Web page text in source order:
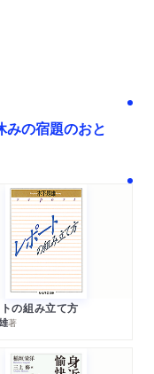
みの宿題のおと
の組み立て方
著